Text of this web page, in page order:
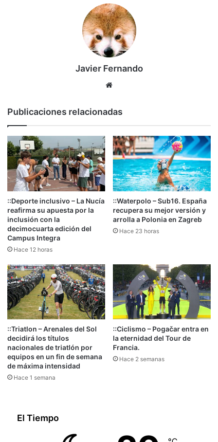
Javier Fernando
we
Publicaciones relacionadas
::Deporte inclusivo – La Nucía
reafirma su apuesta por la
inclusión con la
decimocuarta edición del
Campus Integra
Hace 12 horas
::Waterpolo – Sub16. España
recupera su mejor versión y
arrolla a Polonia en Zagreb
Hace 23 horas
::Triatlon – Arenales del Sol
decidirá los títulos
nacionales de triatlón por
equipos en un fin de semana
de máxima intensidad
Hace 1 semana
::Ciclismo – Pogačar entra en
la eternidad del Tour de
Francia.
Hace 2 semanas
El Tiempo